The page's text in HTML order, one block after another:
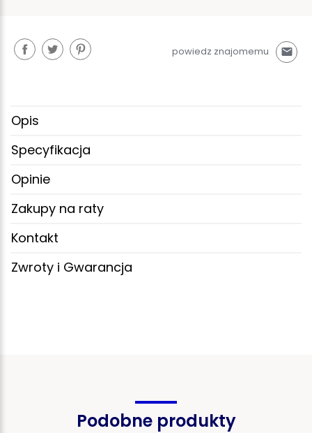
powiedz znajomemu mail
Opis
Specyfikacja
Opinie
Zakupy na raty
Kontakt
Zwroty i Gwarancja
Podobne produkty